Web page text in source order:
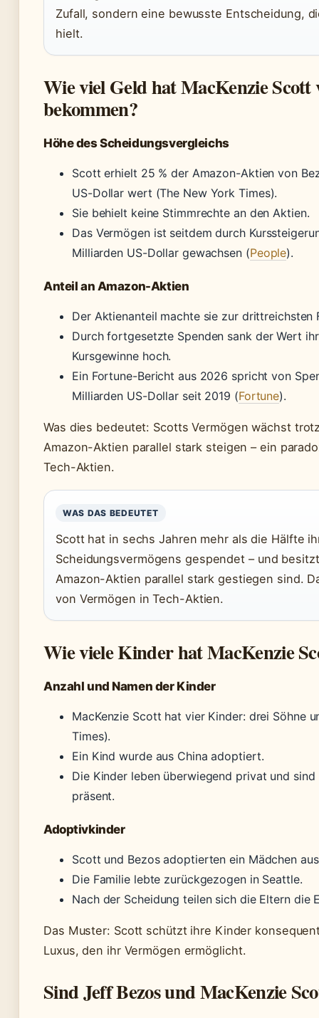
Zufall, sondern eine bewusste Entscheidung,
hielt.
Wie viel Geld hat MacKenzie Scott
bekommen?
Höhe des Scheidungsvergleichs
Scott erhielt 25 % der Amazon-Aktien von
US-Dollar wert (The New York Times).
Sie behielt keine Stimmrechte an den Aktien.
Das Vermögen ist seitdem durch
Milliarden US-Dollar gewachsen (People).
Anteil an Amazon-Aktien
Der Aktienanteil machte sie zur drittreichsten
Durch fortgesetzte Spenden sank der Wert
Kursgewinne hoch.
Ein Fortune-Bericht aus 2026 spricht von
Milliarden US-Dollar seit 2019 (Fortune).
Was dies bedeutet: Scotts Vermögen wächst
Amazon-Aktien parallel stark steigen – ein
Tech-Aktien.
WAS DAS BEDEUTET
Scott hat in sechs Jahren mehr als die Hälfte
Scheidungsvermögens gespendet – und
Amazon-Aktien parallel stark gestiegen sind.
von Vermögen in Tech-Aktien.
Wie viele Kinder hat MacKenzie
Anzahl und Namen der Kinder
MacKenzie Scott hat vier Kinder: drei Söhne
Times).
Ein Kind wurde aus China adoptiert.
Die Kinder leben überwiegend privat und
präsent.
Adoptivkinder
Scott und Bezos adoptierten ein Mädchen
Die Familie lebte zurückgezogen in Seattle.
Nach der Scheidung teilen sich die Eltern die
Das Muster: Scott schützt ihre Kinder
Luxus, den ihr Vermögen ermöglicht.
Sind Jeff Bezos und MacKenzie